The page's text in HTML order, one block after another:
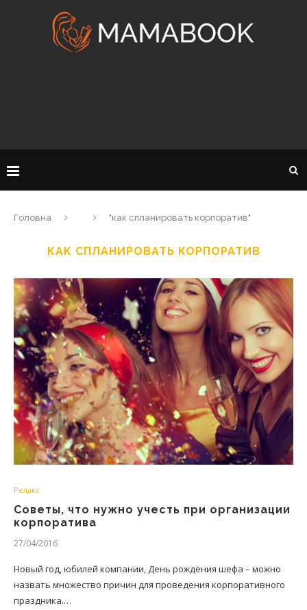
Головна "как спланировать корпоратив"
КАК СПЛАНИРОВАТЬ КОРПОРАТИВ
Релакс
Советы, что нужно учесть при организации
корпоратива
27/04/2016
Новый год, юбилей компании, День рождения шефа – можно
назвать множество причин для проведения корпоративного
праздника.…